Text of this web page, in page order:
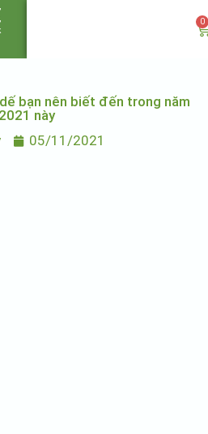
0
bạn nên biết đến trong năm
2021 này
05/11/2021